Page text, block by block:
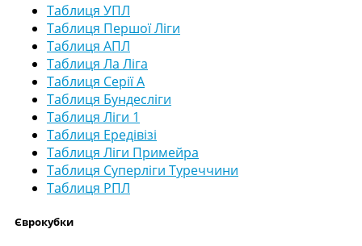
Таблиця УПЛ
Таблиця Першої Ліги
Таблиця АПЛ
Таблиця Ла Ліга
Таблиця Серії А
Таблиця Бундесліги
Таблиця Ліги 1
Таблиця Ередівізі
Таблиця Ліги Примейра
Таблиця Суперліги Туреччини
Таблиця РПЛ
Єврокубки